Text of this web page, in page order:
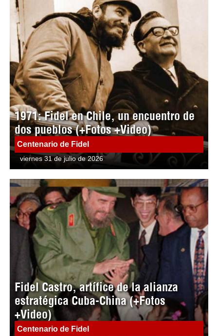
1971: Fidel en Chile, un encuentro de
dos pueblos (+Fotos +Video)
Centenario de Fidel
viernes 31 de julio de 2026
Fidel Castro, artífice de la alianza
estratégica Cuba-China (+Fotos
+Video)
Centenario de Fidel